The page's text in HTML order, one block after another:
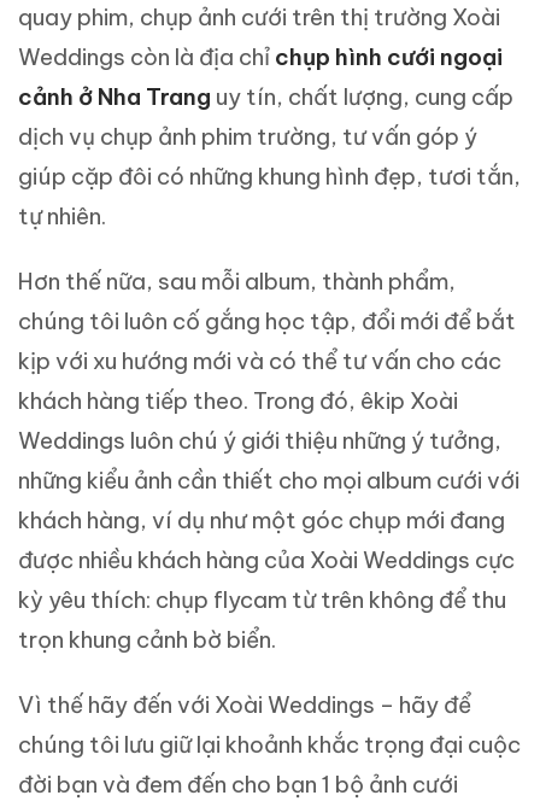
quay phim, chụp ảnh cưới trên thị trường Xoài
Weddings còn là địa chỉ chụp hình cưới ngoại
cảnh ở Nha Trang uy tín, chất lượng, cung cấp
dịch vụ chụp ảnh phim trường, tư vấn góp ý
giúp cặp đôi có những khung hình đẹp, tươi tắn,
tự nhiên.
Hơn thế nữa, sau mỗi album, thành phẩm,
chúng tôi luôn cố gắng học tập, đổi mới để bắt
kịp với xu hướng mới và có thể tư vấn cho các
khách hàng tiếp theo. Trong đó, êkip Xoài
Weddings luôn chú ý giới thiệu những ý tưởng,
những kiểu ảnh cần thiết cho mọi album cưới với
khách hàng, ví dụ như một góc chụp mới đang
được nhiều khách hàng của Xoài Weddings cực
kỳ yêu thích: chụp flycam từ trên không để thu
trọn khung cảnh bờ biển.
Vì thế hãy đến với Xoài Weddings – hãy để
chúng tôi lưu giữ lại khoảnh khắc trọng đại cuộc
đời bạn và đem đến cho bạn 1 bộ ảnh cưới